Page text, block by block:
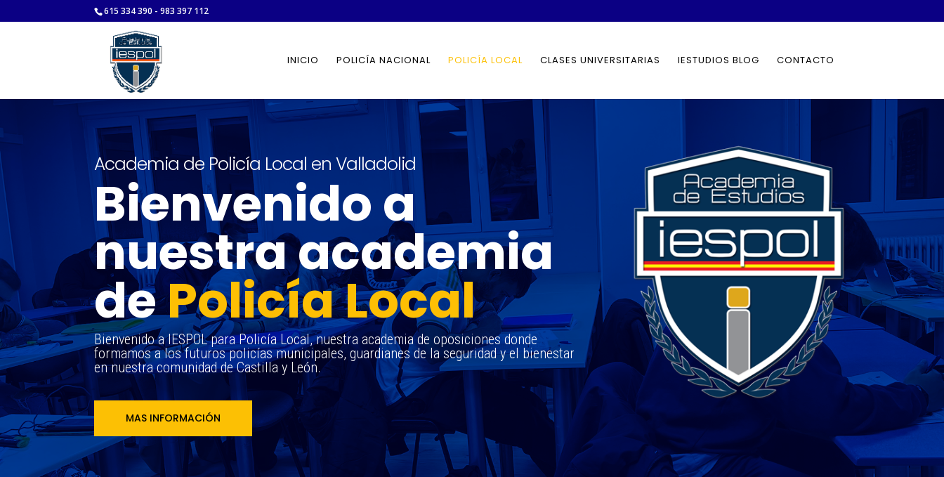
615 334 390 - 983 397 112
INICIO POLICÍA NACIONAL POLICÍA LOCAL CLASES UNIVERSITARIAS IESTUDIOS BLOG CONTACTO
Academia de Policía Local en Valladolid
Bienvenido a
nuestra academia
dePolicía Local
Bienvenido a IESPOL para Policía Local, nuestra academia de oposiciones donde
formamos a los futuros policías municipales, guardianes de la seguridad y el bienestar
en nuestra comunidad de Castilla y León.
MAS INFORMACIÓN